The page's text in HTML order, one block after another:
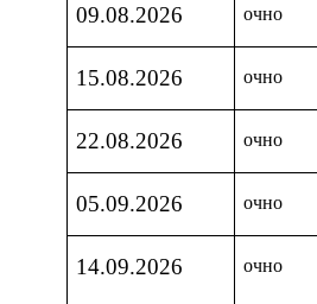
09.08.2026 очно
15.08.2026 очно
22.08.2026 очно
05.09.2026 очно
14.09.2026 очно